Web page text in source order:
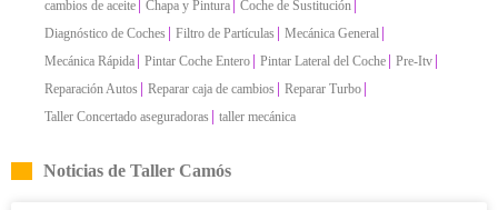
cambios de aceite Chapa y Pintura Coche de Sustitución
Diagnóstico de Coches Filtro de Partículas Mecánica General
Mecánica Rápida Pintar Coche Entero Pintar Lateral del Coche Pre-Itv
Reparación Autos Reparar caja de cambios Reparar Turbo
Taller Concertado aseguradoras taller mecánica
Noticias de Taller Camós